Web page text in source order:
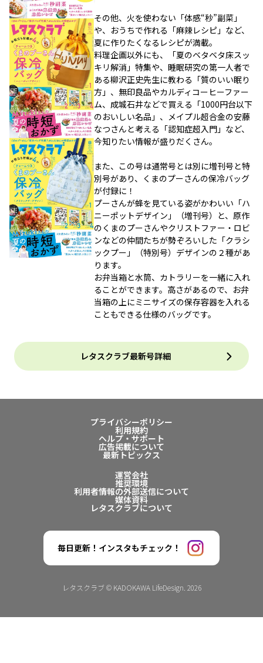
その他、火を使わない「体感“秒”副菜」
や、おうちで作れる「麻辣レシピ」など、
夏に作りたくなるレシピが満載。
料理企画以外にも、「夏のベタベタ床スッ
キリ解消」特集や、睡眠研究の第一人者で
ある柳沢正史先生に教わる「質のいい眠り
方」、無印良品やカルディコーヒーファー
ム、成城石井などで買える「1000円台以下
のおいしい名品」、メイプル超合金の安藤
なつさんと考える「認知症超入門」など、
今知りたい情報が盛りだくさん。
また、この号は通常号とは別に増刊号と特
別号があり、くまのプーさんの保冷バッグ
が付録に！
プーさんが蜂を見ている姿がかわいい「ハ
ニーポットデザイン」（増刊号）と、原作
のくまのプーさんやクリストファー・ロビ
ンなどの仲間たちが勢ぞろいした「クラシ
ックプー」（特別号）デザインの２種があ
ります。
お弁当箱と水筒、カトラリーを一緒に入れ
ることができます。高さがあるので、お弁
当箱の上にミニサイズの保存容器を入れる
こともできる仕様のバッグです。
レタスクラブ最新号詳細
プライバシーポリシー
利用規約
ヘルプ・サポート
広告掲載について
最新トピックス
運営会社
推奨環境
利用者情報の外部送信について
媒体資料
レタスクラブについて
毎日更新！インスタもチェック！
レタスクラブ © KADOKAWA LifeDesign. 2026